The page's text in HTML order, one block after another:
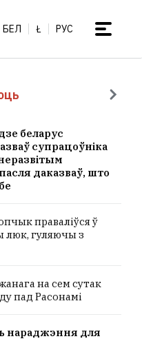
БЕЛ Ł РУС
беларус
супрацоўніка
даказваў, што
праваліўся ў
люк, гуляючы з
на сем сутак
пад Расонамі
нараджэння для